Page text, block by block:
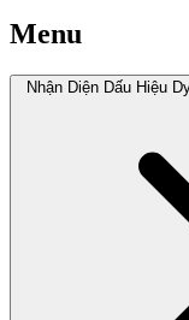
Menu
Nhận Diện Dấu Hiệu